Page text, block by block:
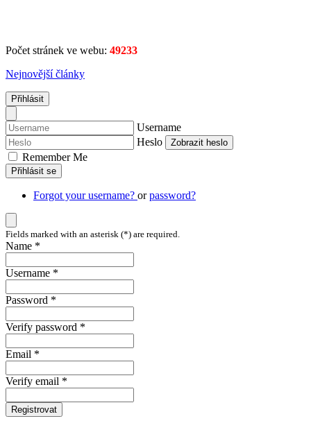
Počet stránek ve webu: 49233
Nejnovější články
Přihlásit
Username
Heslo
Zobrazit heslo
Remember Me
Přihlásit se
Forgot your username? orpassword?
Fields marked with an asterisk (*) are required.
Name *
Username *
Password *
Verify password *
Email *
Verify email *
Registrovat